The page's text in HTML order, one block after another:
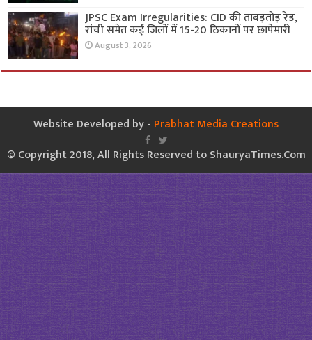
JPSC Exam Irregularities: CID की ताबड़तोड़ रेड,
रांची समेत कई जिलों में 15-20 ठिकानों पर छापेमारी
August 3, 2026
Website Developed by - Prabhat Media Creations
© Copyright 2018, All Rights Reserved to ShauryaTimes.Com